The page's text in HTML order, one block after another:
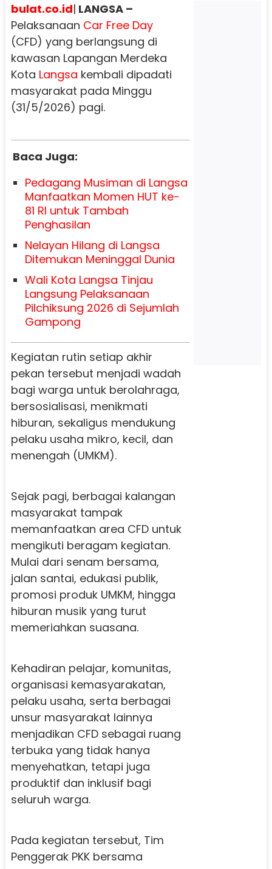
bulat.co.id| LANGSA –
Pelaksanaan Car Free Day
(CFD) yang berlangsung di
kawasan Lapangan Merdeka
Kota Langsa kembali dipadati
masyarakat pada Minggu
(31/5/2026) pagi.
Baca Juga:
Pedagang Musiman di Langsa
Manfaatkan Momen HUT ke-
81 RI untuk Tambah
Penghasilan
Nelayan Hilang di Langsa
Ditemukan Meninggal Dunia
Wali Kota Langsa Tinjau
Langsung Pelaksanaan
Pilchiksung 2026 di Sejumlah
Gampong
Kegiatan rutin setiap akhir
pekan tersebut menjadi wadah
bagi warga untuk berolahraga,
bersosialisasi, menikmati
hiburan, sekaligus mendukung
pelaku usaha mikro, kecil, dan
menengah (UMKM).
Sejak pagi, berbagai kalangan
masyarakat tampak
memanfaatkan area CFD untuk
mengikuti beragam kegiatan.
Mulai dari senam bersama,
jalan santai, edukasi publik,
promosi produk UMKM, hingga
hiburan musik yang turut
memeriahkan suasana.
Kehadiran pelajar, komunitas,
organisasi kemasyarakatan,
pelaku usaha, serta berbagai
unsur masyarakat lainnya
menjadikan CFD sebagai ruang
terbuka yang tidak hanya
menyehatkan, tetapi juga
produktif dan inklusif bagi
seluruh warga.
Pada kegiatan tersebut, Tim
Penggerak PKK bersama